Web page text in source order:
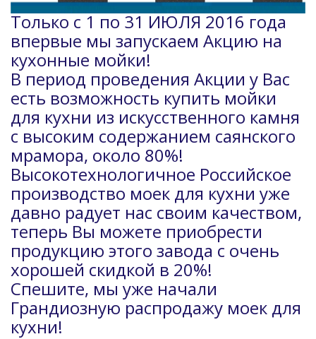
Только с 1 по 31 ИЮЛЯ 2016 года
впервые мы запускаем Акцию на
кухонные мойки!
В период проведения Акции у Вас
есть возможность купить мойки
для кухни из искусственного камня
с высоким содержанием саянского
мрамора, около 80%!
Высокотехнологичное Российское
производство моек для кухни уже
давно радует нас своим качеством,
теперь Вы можете приобрести
продукцию этого завода с очень
хорошей скидкой в 20%!
Спешите, мы уже начали
Грандиозную распродажу моек для
кухни!